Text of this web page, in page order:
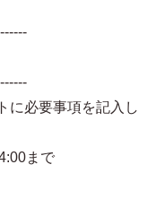
に必要事項を記入し
まで